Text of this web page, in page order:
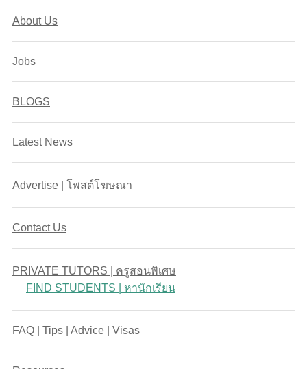
About Us
Jobs
BLOGS
Latest News
Advertise | โพสต์โฆษณา
Contact Us
PRIVATE TUTORS | ครูสอนพิเศษ
FIND STUDENTS | หานักเรียน
FAQ | Tips | Advice | Visas